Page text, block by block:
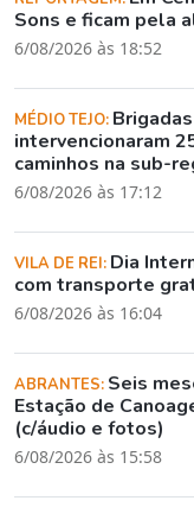
Sons e ficam pela
6/08/2026 às 18:52
MÉDIO TEJO:
intervencionaram
caminhos na sub-
6/08/2026 às 17:12
VILA DE REI: Dia
com transporte
6/08/2026 às 16:04
ABRANTES: Seis
Estação de
(c/áudio e fotos)
6/08/2026 às 15:58